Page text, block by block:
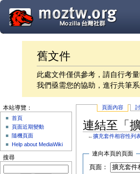
舊文件
此處文件僅供參考，請自行考
我們亟需您的協助，進行共筆
頁面內容
連結至「
←擴充套件相容性列
連向本頁的頁面
頁面：
本站導覽：
首頁
頁面近期變動
隨機頁面
Help about MediaWiki
搜尋